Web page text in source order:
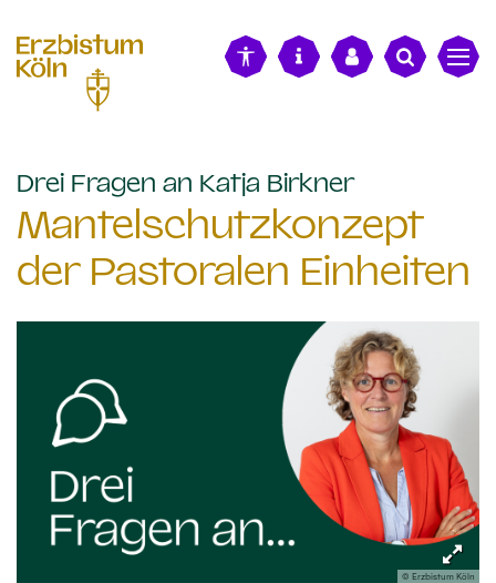
Drei Fragen an Katja Birkner:
Mantelschutzkonzept
der Pastoralen Einheiten
© Erzbistum Köln